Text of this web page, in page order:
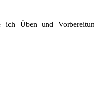
ich Üben und